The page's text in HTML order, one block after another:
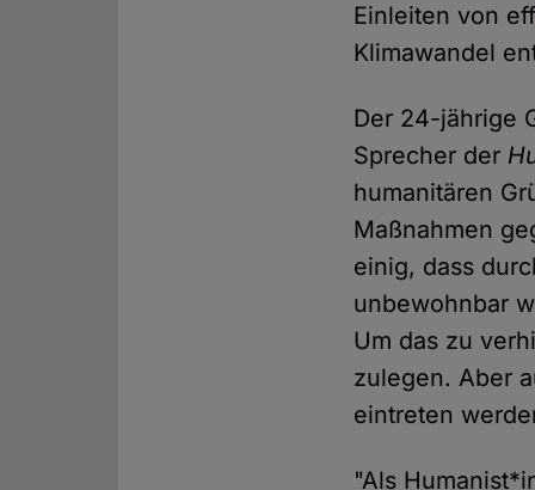
Einleiten von
Klimawandel
Der 24-jährige
Sprecher der
humanitären
Maßnahmen
einig, dass
unbewohnbar
Um das zu
zulegen. Aber
eintreten
"Als